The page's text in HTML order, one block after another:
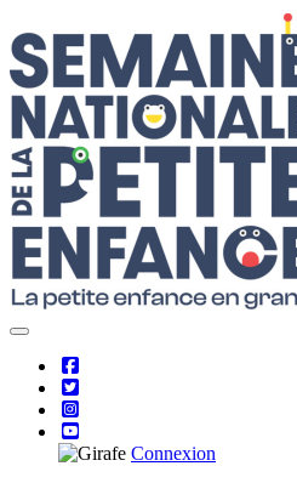
to
content
Connexion